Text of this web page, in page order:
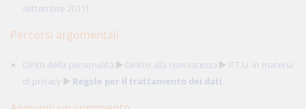
settembre 2011)
Percorsi argomentali
Diritti della personalità Diritto alla riservatezza
Il T.U. in materia
di privacy
Regole per il trattamento dei dati